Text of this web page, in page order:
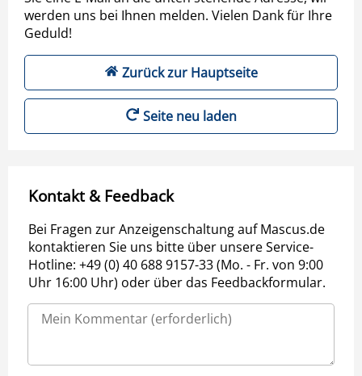
werden uns bei Ihnen melden. Vielen Dank für Ihre
Geduld!
Zurück zur Hauptseite
Seite neu laden
Kontakt & Feedback
Bei Fragen zur Anzeigenschaltung auf Mascus.de
kontaktieren Sie uns bitte über unsere Service-
Hotline: +49 (0) 40 688 9157-33 (Mo. - Fr. von 9:00
Uhr 16:00 Uhr) oder über das Feedbackformular.